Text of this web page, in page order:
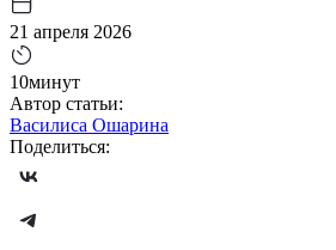
21 апреля 2026
10минут
Автор статьи:
Василиса Ошарина
Поделиться: